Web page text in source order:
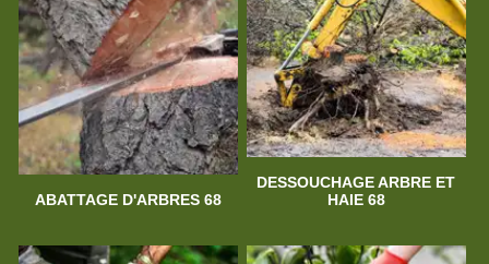
ABATTAGE D'ARBRES 68
DESSOUCHAGE ARBRE ET
HAIE 68